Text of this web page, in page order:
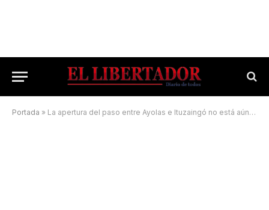
Portada » La apertura del paso entre Ayolas e Ituzaingó no está aún confirmada